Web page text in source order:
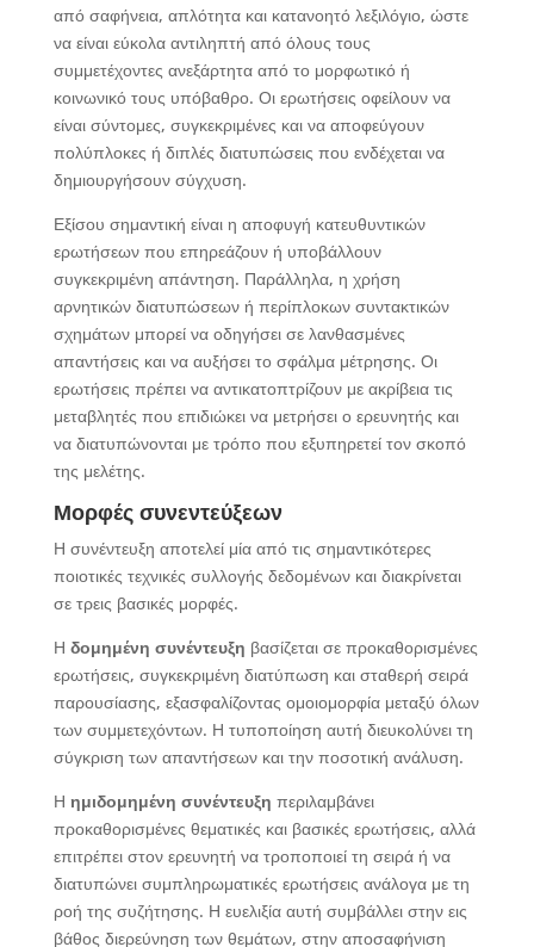
από σαφήνεια, απλότητα και κατανοητό λεξιλόγιο, ώστε
να είναι εύκολα αντιληπτή από όλους τους
συμμετέχοντες ανεξάρτητα από το μορφωτικό ή
κοινωνικό τους υπόβαθρο. Οι ερωτήσεις οφείλουν να
είναι σύντομες, συγκεκριμένες και να αποφεύγουν
πολύπλοκες ή διπλές διατυπώσεις που ενδέχεται να
δημιουργήσουν σύγχυση.
Εξίσου σημαντική είναι η αποφυγή κατευθυντικών
ερωτήσεων που επηρεάζουν ή υποβάλλουν
συγκεκριμένη απάντηση. Παράλληλα, η χρήση
αρνητικών διατυπώσεων ή περίπλοκων συντακτικών
σχημάτων μπορεί να οδηγήσει σε λανθασμένες
απαντήσεις και να αυξήσει το σφάλμα μέτρησης. Οι
ερωτήσεις πρέπει να αντικατοπτρίζουν με ακρίβεια τις
μεταβλητές που επιδιώκει να μετρήσει ο ερευνητής και
να διατυπώνονται με τρόπο που εξυπηρετεί τον σκοπό
της μελέτης.
Μορφές συνεντεύξεων
Η συνέντευξη αποτελεί μία από τις σημαντικότερες
ποιοτικές τεχνικές συλλογής δεδομένων και διακρίνεται
σε τρεις βασικές μορφές.
Η δομημένη συνέντευξη βασίζεται σε προκαθορισμένες
ερωτήσεις, συγκεκριμένη διατύπωση και σταθερή σειρά
παρουσίασης, εξασφαλίζοντας ομοιομορφία μεταξύ όλων
των συμμετεχόντων. Η τυποποίηση αυτή διευκολύνει τη
σύγκριση των απαντήσεων και την ποσοτική ανάλυση.
Η ημιδομημένη συνέντευξη περιλαμβάνει
προκαθορισμένες θεματικές και βασικές ερωτήσεις, αλλά
επιτρέπει στον ερευνητή να τροποποιεί τη σειρά ή να
διατυπώνει συμπληρωματικές ερωτήσεις ανάλογα με τη
ροή της συζήτησης. Η ευελιξία αυτή συμβάλλει στην εις
βάθος διερεύνηση των θεμάτων, στην αποσαφήνιση